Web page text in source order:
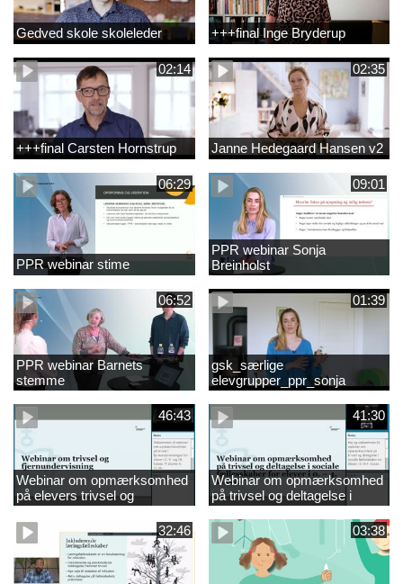
Gedved skole skoleleder +++final Inge Bryderup
02:14
+++final Carsten Hornstrup
02:35
Janne Hedegaard Hansen v2
06:29
PPR webinar stime
09:01
PPR webinar Sonja
Breinholst
06:52
PPR webinar Barnets
stemme
01:39
gsk_særlige
elevgrupper_ppr_sonja
breinholst
46:43
Webinar om opmærksomhed
på elevers trivsel og
fællesskaber i
fjernundervisning 5. – 9. og
10. klasse
41:30
Webinar om opmærksomhed
på trivsel og deltagelse i
sociale fællesskaber for
elever i 0.-4. klasse
32:46 03:38